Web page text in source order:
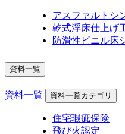
アスファルトシ
乾式浮床仕上げ
防滑性ビニル床
資料一覧
資料一覧 資料一覧カテゴリ
住宅瑕疵保険
飛び火認定